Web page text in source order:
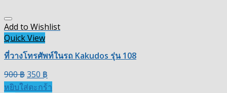
Add to Wishlist
Quick View
ที่วางโทรศัพท์ในรถ Kakudos รุ่น 108
900฿350 ฿
หยิบใส่ตะกร้า